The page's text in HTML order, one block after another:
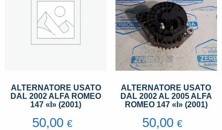
ALTERNATORE USATO
DAL 2002 ALFA ROMEO
147 «I» (2001)
50,00 €
ALTERNATORE USATO
DAL 2002 AL 2005 ALFA
ROMEO 147 «I» (2001)
50,00€